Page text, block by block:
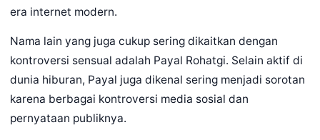
era internet modern.
Nama lain yang juga cukup sering dikaitkan dengan
kontroversi sensual adalah Payal Rohatgi. Selain aktif di
dunia hiburan, Payal juga dikenal sering menjadi sorotan
karena berbagai kontroversi media sosial dan
pernyataan publiknya.